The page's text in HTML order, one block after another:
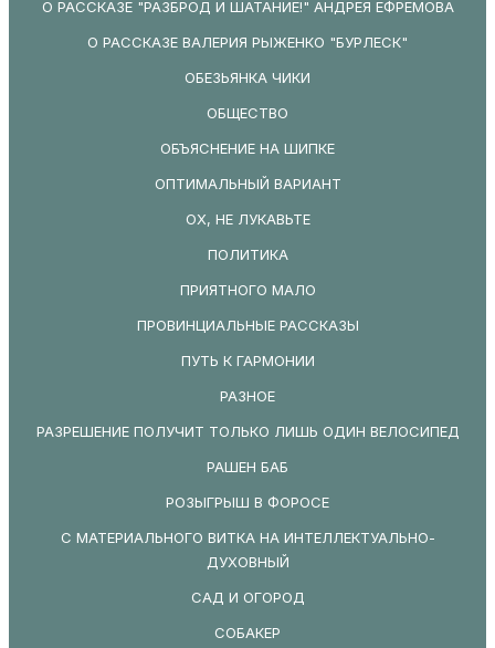
О РАССКАЗЕ "РАЗБРОД И ШАТАНИЕ!" АНДРЕЯ ЕФРЕМОВА
О РАССКАЗЕ ВАЛЕРИЯ РЫЖЕНКО "БУРЛЕСК"
ОБЕЗЬЯНКА ЧИКИ
ОБЩЕСТВО
ОБЪЯСНЕНИЕ НА ШИПКЕ
ОПТИМАЛЬНЫЙ ВАРИАНТ
ОХ, НЕ ЛУКАВЬТЕ
ПОЛИТИКА
ПРИЯТНОГО МАЛО
ПРОВИНЦИАЛЬНЫЕ РАССКАЗЫ
ПУТЬ К ГАРМОНИИ
РАЗНОЕ
РАЗРЕШЕНИЕ ПОЛУЧИТ ТОЛЬКО ЛИШЬ ОДИН ВЕЛОСИПЕД
РАШЕН БАБ
РОЗЫГРЫШ В ФОРОСЕ
С МАТЕРИАЛЬНОГО ВИТКА НА ИНТЕЛЛЕКТУАЛЬНО-
ДУХОВНЫЙ
САД И ОГОРОД
СОБАКЕР